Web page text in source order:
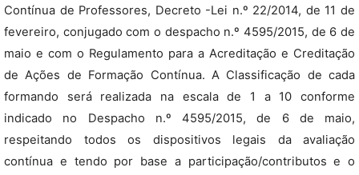
Contínua de Professores, Decreto -Lei n.º 22/2014, de 11 de
fevereiro, conjugado com o despacho n.º 4595/2015, de 6 de
maio e com o Regulamento para a Acreditação e Creditação
de Ações de Formação Contínua. A Classificação de cada
formando será realizada na escala de 1 a 10 conforme
indicado no Despacho n.º 4595/2015, de 6 de maio,
respeitando todos os dispositivos legais da avaliação
contínua e tendo por base a participação/contributos e o